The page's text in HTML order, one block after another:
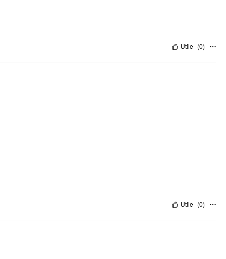
Utile (0)
Utile (0)